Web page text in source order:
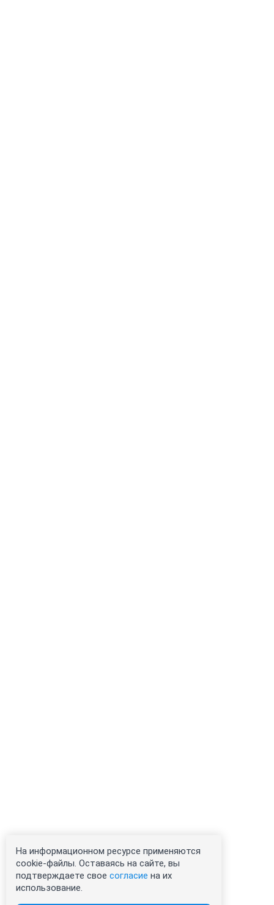
На информационном ресурсе применяются
cookie-файлы. Оставаясь на сайте, вы
подтверждаете свое согласие на их
использование.